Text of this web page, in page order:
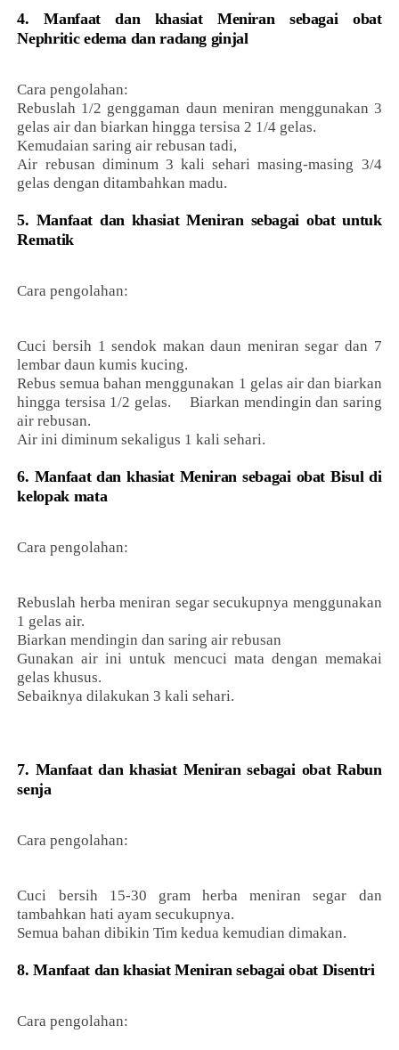
4. Manfaat dan khasiat Meniran sebagai obat
Nephritic edema dan radang ginjal
Cara pengolahan:
Rebuslah 1/2 genggaman daun meniran menggunakan 3
gelas air dan biarkan hingga tersisa 2 1/4 gelas.
Kemudaian saring air rebusan tadi,
Air rebusan diminum 3 kali sehari masing-masing 3/4
gelas dengan ditambahkan madu.
5. Manfaat dan khasiat Meniran sebagai obat untuk
Rematik
Cara pengolahan:
Cuci bersih 1 sendok makan daun meniran segar dan 7
lembar daun kumis kucing.
Rebus semua bahan menggunakan 1 gelas air dan biarkan
hingga tersisa 1/2 gelas. Biarkan mendingin dan saring
air rebusan.
Air ini diminum sekaligus 1 kali sehari.
6. Manfaat dan khasiat Meniran sebagai obat Bisul di
kelopak mata
Cara pengolahan:
Rebuslah herba meniran segar secukupnya menggunakan
1 gelas air.
Biarkan mendingin dan saring air rebusan
Gunakan air ini untuk mencuci mata dengan memakai
gelas khusus.
Sebaiknya dilakukan 3 kali sehari.
7. Manfaat dan khasiat Meniran sebagai obat Rabun
senja
Cara pengolahan:
Cuci bersih 15-30 gram herba meniran segar dan
tambahkan hati ayam secukupnya.
Semua bahan dibikin Tim kedua kemudian dimakan.
8. Manfaat dan khasiat Meniran sebagai obat Disentri
Cara pengolahan: